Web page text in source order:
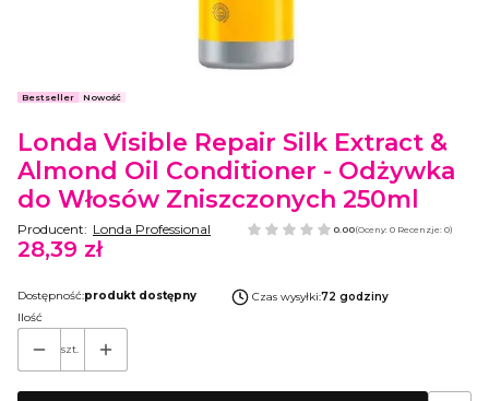
Etykiety
Bestseller Nowość
Londa Visible Repair Silk Extract &
Almond Oil Conditioner - Odżywka
do Włosów Zniszczonych 250ml
Producent: Londa Professional 0.00(Oceny: 0 Recenzje: 0)
Cena
28,39 zł
Dostępność:produkt dostępny Czas wysyłki:72 godziny
Ilość
szt.